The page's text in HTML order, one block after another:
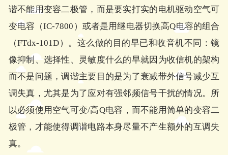
谐不能用变容二极管，而是要实打实的电机驱动空气可
变电容（IC-7800）或者是用继电器切换高Q电容的组合
（FTdx-101D）。这么做的目的早已和收音机不同：镜
像抑制、选择性、灵敏度什么的早就因为收信机的架构
而不是问题，调谐主要目的是为了衰减带外信号减少互
调失真，尤其是为了应对有强邻频信号干扰的情况。所
以必须使用空气可变/高Q电容，而不能用简单的变容二
极管，才能使得调谐电路本身尽量不产生额外的互调失
真。